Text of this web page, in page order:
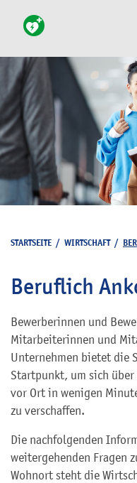
STARTSEITE / WIRTSCHAFT/
Beruflich
Bewerberinnen und
Mitarbeiterinnen und
Unternehmen bietet die
Startpunkt, um sich
vor Ort in wenigen
zu verschaffen.
Die nachfolgenden
weitergehenden Fragen
Wohnort steht die